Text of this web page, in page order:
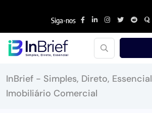
Siga-nos
InBrief - Simples, Direto, Essencial
Imobiliário Comercial